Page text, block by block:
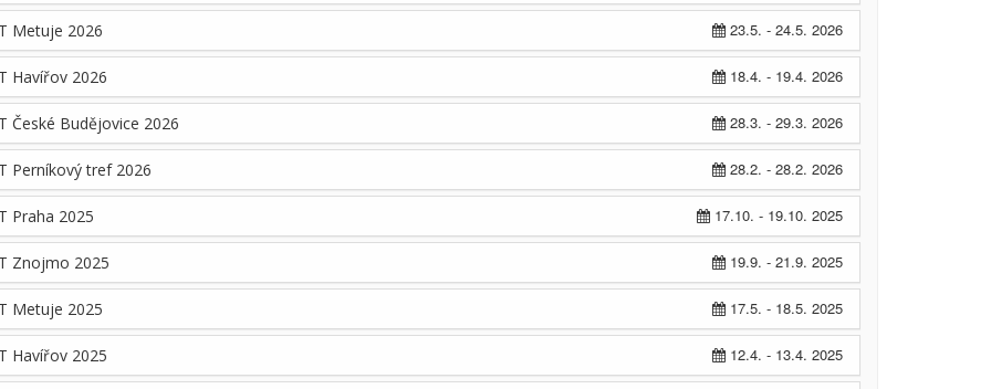
23.5. - 24.5. 2026
Metuje 2026
18.4. - 19.4. 2026
Havířov 2026
28.3. - 29.3. 2026
České Budějovice 2026
28.2. - 28.2. 2026
Perníkový tref 2026
17.10. - 19.10. 2025
Praha 2025
19.9. - 21.9. 2025
Znojmo 2025
17.5. - 18.5. 2025
Metuje 2025
12.4. - 13.4. 2025
Havířov 2025